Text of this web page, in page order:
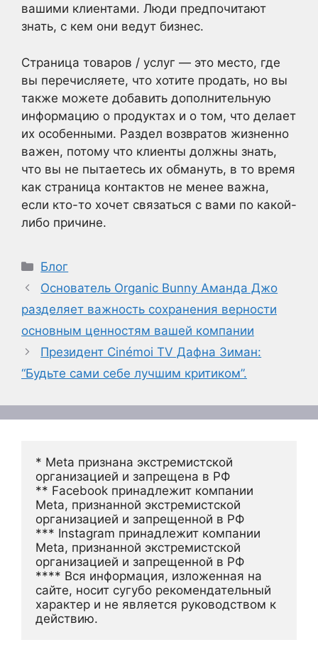
вашими клиентами. Люди предпочитают
знать, с кем они ведут бизнес.
Страница товаров / услуг — это место, где
вы перечисляете, что хотите продать, но вы
также можете добавить дополнительную
информацию о продуктах и о том, что делает
их особенными. Раздел возвратов жизненно
важен, потому что клиенты должны знать,
что вы не пытаетесь их обмануть, в то время
как страница контактов не менее важна,
если кто-то хочет связаться с вами по какой-
либо причине.
Рубрики
Блог
Основатель Organic Bunny Аманда Джо
разделяет важность сохранения верности
основным ценностям вашей компании
Президент Cinémoi TV Дафна Зиман:
“Будьте сами себе лучшим критиком”.
* Meta признана экстремистской
организацией и запрещена в РФ
** Facebook принадлежит компании
Meta, признанной экстремистской
организацией и запрещенной в РФ
*** Instagram принадлежит компании
Meta, признанной экстремистской
организацией и запрещенной в РФ
**** Вся информация, изложенная на
сайте, носит сугубо рекомендательный
характер и не является руководством к
действию.